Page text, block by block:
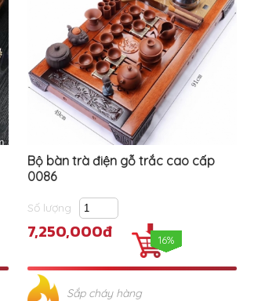
Bộ bàn trà điện gỗ trắc cao cấp
0086
Số lượng
7,250,000đ 16%
Sắp cháy hàng